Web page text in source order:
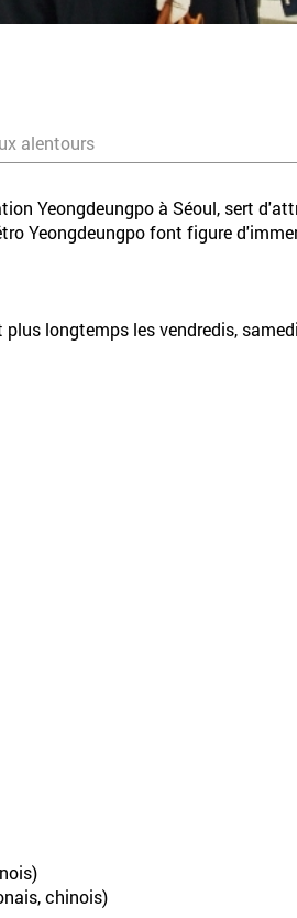
alentours
Yeongdeungpo à Séoul, sert
Yeongdeungpo font figure
longtemps les vendredis,
chinois)